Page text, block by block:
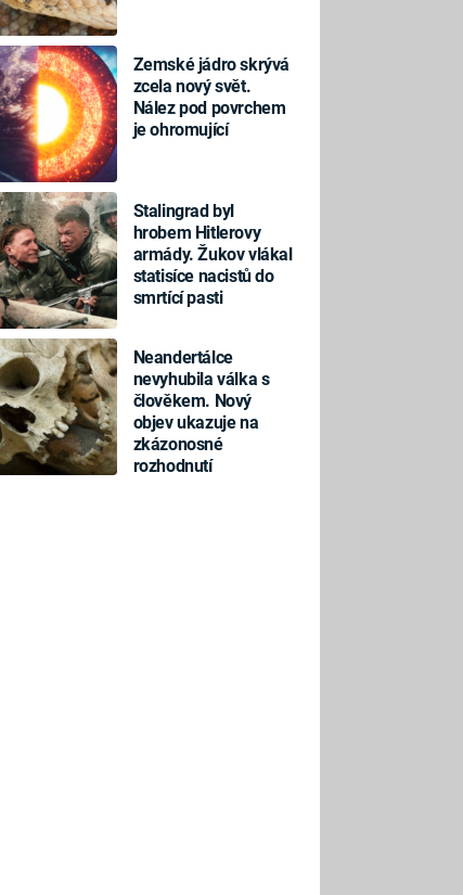
Zemské jádro skrývá
zcela nový svět.
Nález pod povrchem
je ohromující
Stalingrad byl
hrobem Hitlerovy
armády. Žukov vlákal
statisíce nacistů do
smrtící pasti
Neandertálce
nevyhubila válka s
člověkem. Nový
objev ukazuje na
zkázonosné
rozhodnutí